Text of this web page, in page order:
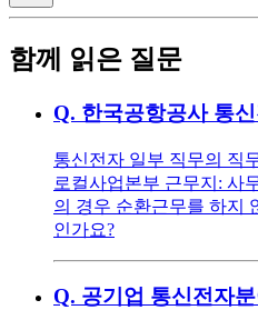
함께 읽은 질문
Q. 한국공항공사 통
통신전자 일부 직무의 직
로컬사업본부 근무지: 사
의 경우 순환근무를 하지
인가요?
Q. 공기업 통신전자